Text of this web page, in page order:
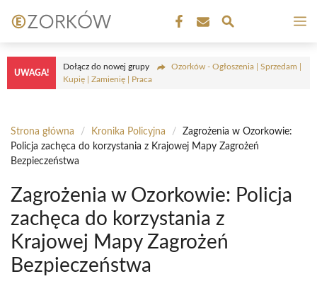
do
treści
UWAGA!
Dołącz do nowej grupy
Ozorków - Ogłoszenia | Sprzedam |
Kupię | Zamienię | Praca
Strona główna / Kronika Policyjna /
Zagrożenia w Ozorkowie:
Policja zachęca do korzystania z Krajowej Mapy Zagrożeń
Bezpieczeństwa
Zagrożenia w Ozorkowie: Policja
zachęca do korzystania z
Krajowej Mapy Zagrożeń
Bezpieczeństwa